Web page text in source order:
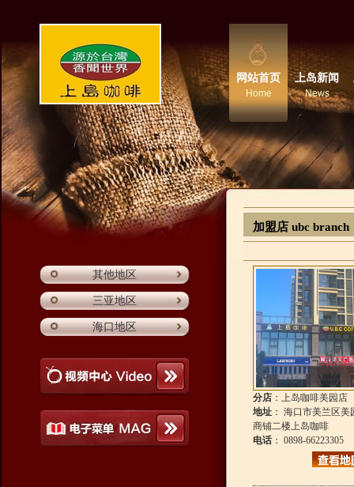
网站首页
Home
上岛新闻
News
加盟店 ubc branch
其他地区
三亚地区
海口地区
分店 ：上岛咖啡美园店
地址 ： 海口市美兰区美
商铺二楼上岛咖啡
电话 ： 0898-66223305